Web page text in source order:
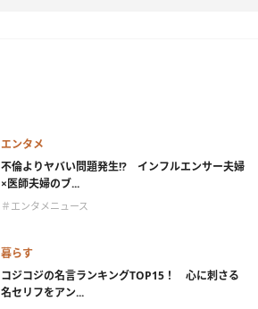
エンタメ
不倫よりヤバい問題発生!? インフルエンサー夫婦
×医師夫婦のブ...
＃エンタメニュース
暮らす
コジコジの名言ランキングTOP15！ 心に刺さる
名セリフをアン...